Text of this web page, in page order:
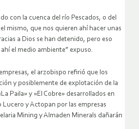
con la cuenca del río Pescados, o del
mismo, que nos quieren ahí hacer unas
a Dios se han detenido, pero eso
el medio ambiente” expuso.
el arzobispo refirió que los
y posiblemente de explotación de la
Paila» y «El Cobre» desarrollados en
Lucero y Actopan por las empresas
Mining y Almaden Minerals dañarán